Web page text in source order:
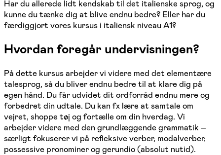
Har du allerede lidt kendskab til det italienske sprog, og
kunne du tænke dig at blive endnu bedre? Eller har du
færdiggjort vores kursus i italiensk niveau A1?
Hvordan foregår undervisningen?
På dette kursus arbejder vi videre med det elementære
talesprog, så du bliver endnu bedre til at klare dig på
egen hånd. Du får udvidet dit ordforråd endnu mere og
forbedret din udtale. Du kan fx lære at samtale om
vejret, shoppe tøj og fortælle om din hverdag. Vi
arbejder videre med den grundlæggende grammatik –
særligt fokuserer vi på refleksive verber, modalverber,
possessive pronominer og gerundio (absolut nutid).